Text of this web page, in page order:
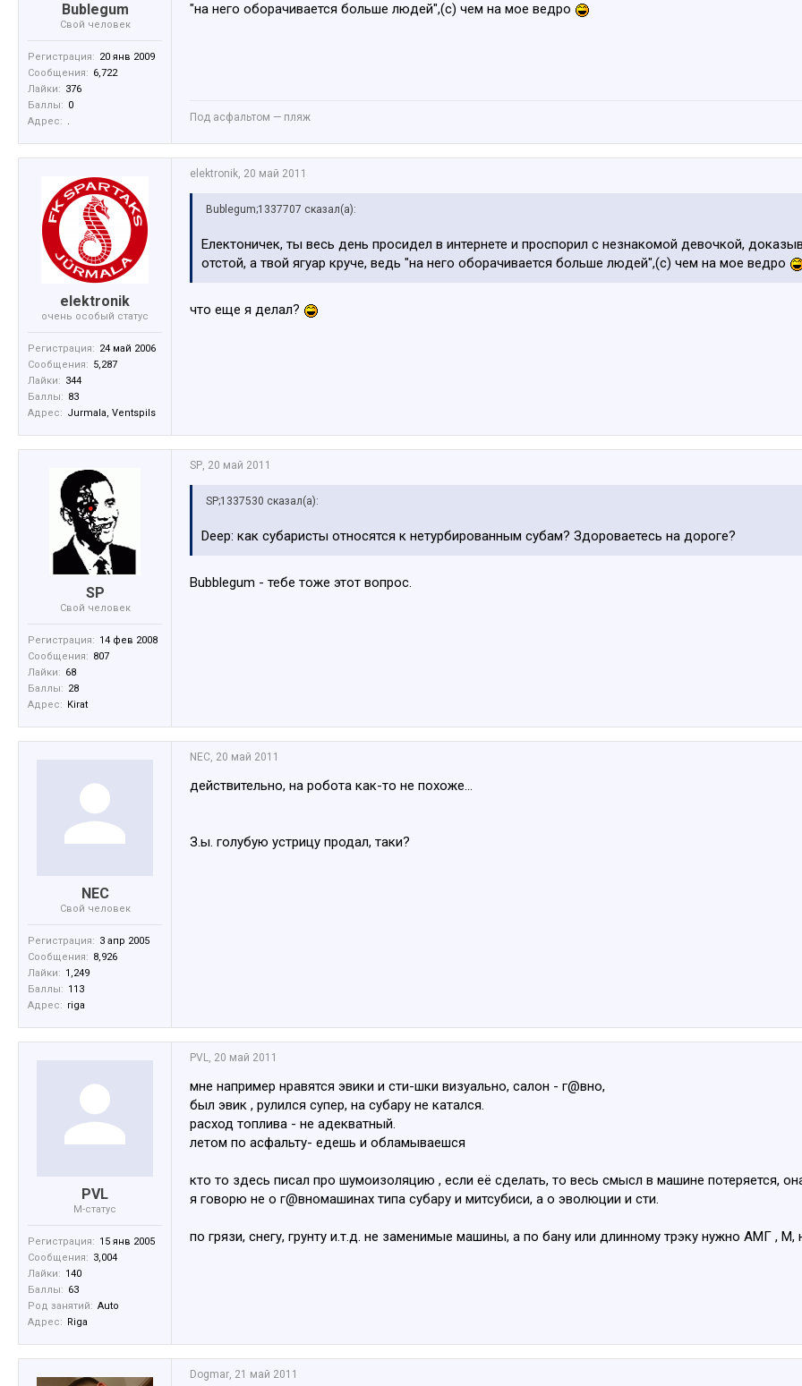
Bublegum
Свой человек
Регистрация: 20 янв 2009
Сообщения: 6,722
Лайки: 376
Баллы: 0
Адрес: .
"на него оборачивается больше людей",(c) чем на мое ведро
Под асфальтом — пляж
elektronik
очень особый статус
Регистрация: 24 май 2006
Сообщения: 5,287
Лайки: 344
Баллы: 83
Адрес: Jurmala, Ventspils
elektronik, 20 май 2011
Bublegum;1337707 сказал(а):
Електоничек, ты весь день просидел в интернете и проспорил с незнакомой девочкой,
отстой, а твой ягуар круче, ведь "на него оборачивается больше людей",(c) чем на мое ведро
что еще я делал?
SP
Свой человек
Регистрация: 14 фев 2008
Сообщения: 807
Лайки: 68
Баллы: 28
Адрес: Kirat
SP, 20 май 2011
SP;1337530 сказал(а):
Deep: как субаристы относятся к нетурбированным субам? Здороваетесь на дороге?
Bubblegum - тебе тоже этот вопрос.
NEC
Свой человек
Регистрация: 3 апр 2005
Сообщения: 8,926
Лайки: 1,249
Баллы: 113
Адрес: riga
NEC, 20 май 2011
действительно, на робота как-то не похоже...
З.ы. голубую устрицу продал, таки?
PVL
M-статус
Регистрация: 15 янв 2005
Сообщения: 3,004
Лайки: 140
Баллы: 63
Род занятий: Auto
Адрес: Riga
PVL, 20 май 2011
мне например нравятся эвики и сти-шки визуально, салон - г@вно,
был эвик , рулился супер, на субару не катался.
расход топлива - не адекватный.
летом по асфальту- едешь и обламываешся
кто то здесь писал про шумоизоляцию , если её сделать, то весь смысл в машине потеряется,
я говорю не о г@вномашинах типа субару и митсубиси, а о эволюции и сти.
по грязи, снегу, грунту и.т.д. не заменимые машины, а по бану или длинному трэку нужно АМГ , М,
Dogmar, 21 май 2011